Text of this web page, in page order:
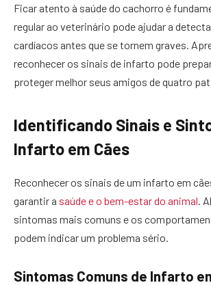
Ficar atento à saúde do cachorro é
regular ao veterinário pode ajudar a
cardíacos antes que se tornem graves.
reconhecer os sinais de infarto pode
proteger melhor seus amigos de quatro
Identificando Sinais e
Infarto em Cães
Reconhecer os sinais de um infarto em
garantir a saúde e o bem-estar do animal.
sintomas mais comuns e os
podem indicar um problema sério.
Sintomas Comuns de Infarto